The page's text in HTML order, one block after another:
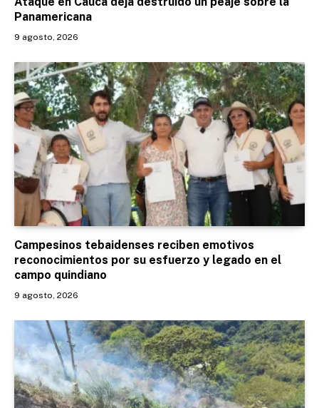
Panamericana
9 agosto, 2026
Campesinos tebaidenses reciben emotivos
reconocimientos por su esfuerzo y legado en el
campo quindiano
9 agosto, 2026